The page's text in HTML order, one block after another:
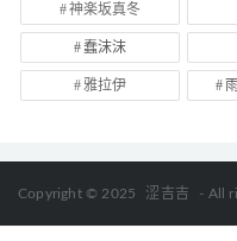
神楽坂真冬
蠢沫沫
雅拉伊
Copyright © 2025 涩吉吉 - All